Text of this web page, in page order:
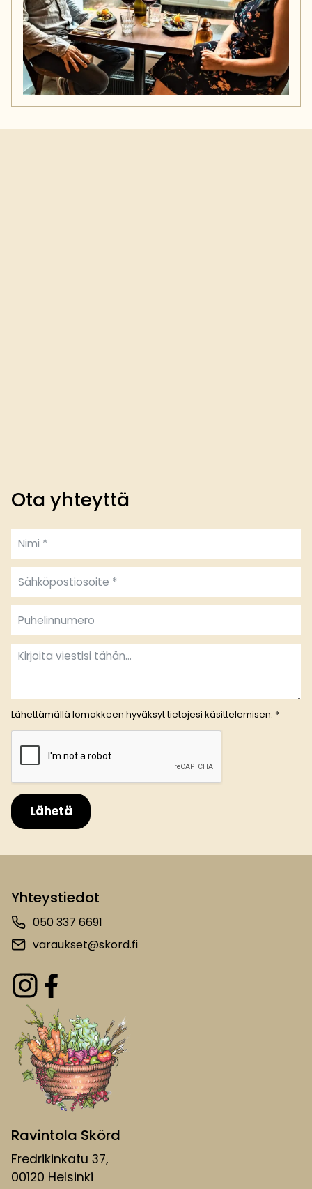
Ota yhteyttä
Lähettämällä lomakkeen hyväksyttietojesi käsittelemisen. *
Lähetä
Yhteystiedot
050 337 6691
varaukset@skord.fi
Ravintola Skörd
Fredrikinkatu 37,
00120 Helsinki